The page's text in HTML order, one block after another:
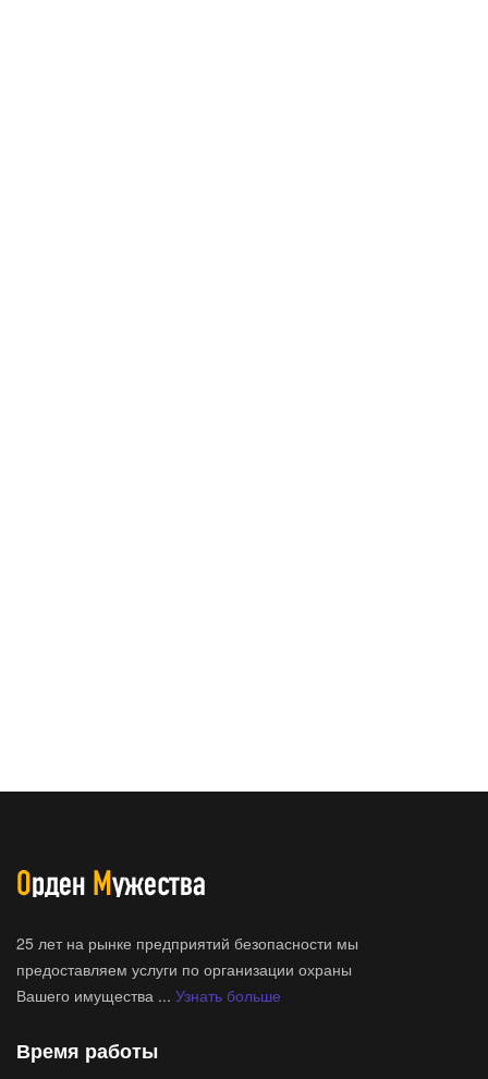
25 лет на рынке предприятий безопасности мы
предоставляем услуги по организации охраны
Вашего имущества ... Узнать больше
Время работы